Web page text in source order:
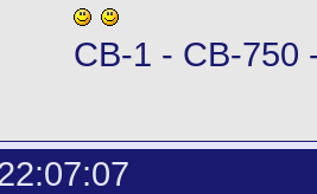
CB-1 - CB-750